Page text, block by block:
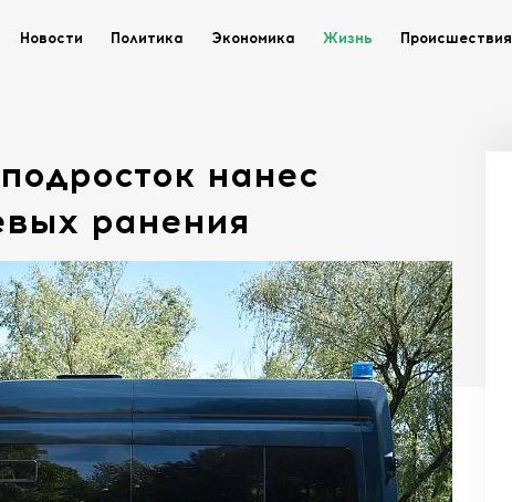
Новости Политика Экономика Жизнь Происшествия
нанес
ранения